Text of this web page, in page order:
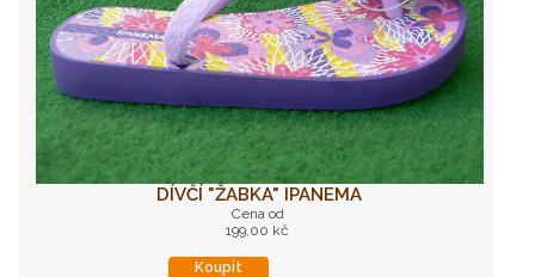
DÍVČÍ "ŽABKA" IPANEMA
Cena od
199,00 kč
Koupit